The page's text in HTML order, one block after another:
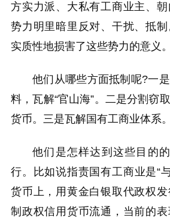
方实力派、大私有工商业主、
势力明里暗里反对、干扰、抵
实质性地损害了这些势力的意义。
他们从哪些方面抵制呢?一
料，瓦解“官山海”。二是分割窃
货币。三是瓦解国有工商业体系。
他们是怎样达到这些目的
行。比如说指责国有工商业是“
货币上，用黄金白银取代政权
制政权信用货币流通，当前的